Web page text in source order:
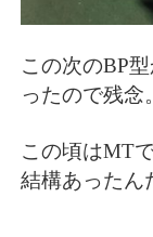
この次のBP
ったので残念。
この頃はMT
結構あったん